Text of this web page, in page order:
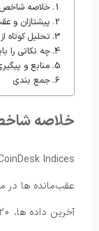
خلاصه شاخص
پیشتازان و
تحلیل کوتاه
چه نکاتی را
منابع و
جمع بندی
خلاصه